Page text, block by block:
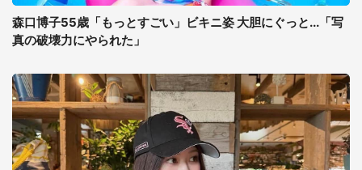
森口博子55歳「もっとすごい」ビキニ姿 大胆にぐっと...「写
真の破壊力にやられた」